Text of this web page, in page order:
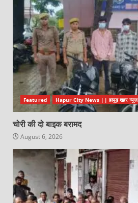
Featured Hapur City News || हापुड़ शहर न्यूज़
चोरी की दो बाइक बरामद
August 6, 2026